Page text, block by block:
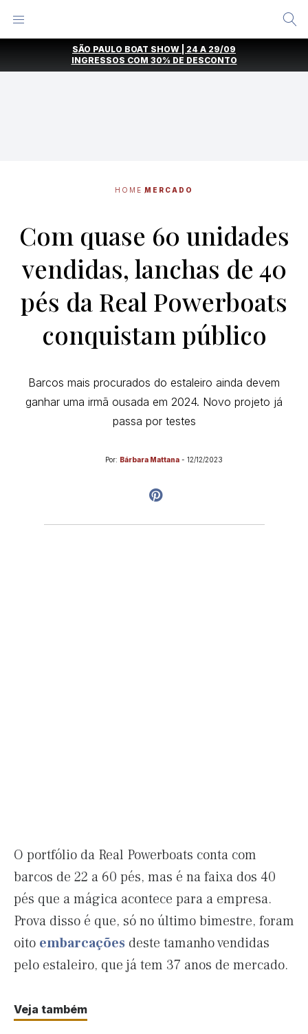
SÃO PAULO BOAT SHOW | 24 A 29/09
INGRESSOS COM 30% DE DESCONTO
HOME MERCADO
Com quase 60 unidades
vendidas, lanchas de 40
pés da Real Powerboats
conquistam público
Barcos mais procurados do estaleiro ainda devem
ganhar uma irmã ousada em 2024. Novo projeto já
passa por testes
Por: Bárbara Mattana - 12/12/2023
O portfólio da Real Powerboats conta com
barcos de 22 a 60 pés, mas é na faixa dos 40
pés que a mágica acontece para a empresa.
Prova disso é que, só no último bimestre, foram
oito embarcações deste tamanho vendidas
pelo estaleiro, que já tem 37 anos de mercado.
Veja também